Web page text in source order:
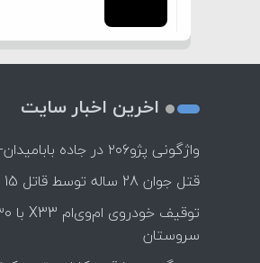
اخرین اخبار سایت
واژگونی پژو۲۰۶ در جاده بابامیدان- نورآباد با ۳ مصدوم
قتل جوان 28 ساله توسط قاتل 15 ساله در کازرون
سروستان